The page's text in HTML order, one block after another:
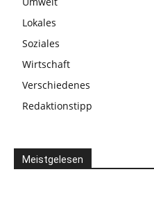
Lokales
Soziales
Wirtschaft
Verschiedenes
Redaktionstipp
Meistgelesen